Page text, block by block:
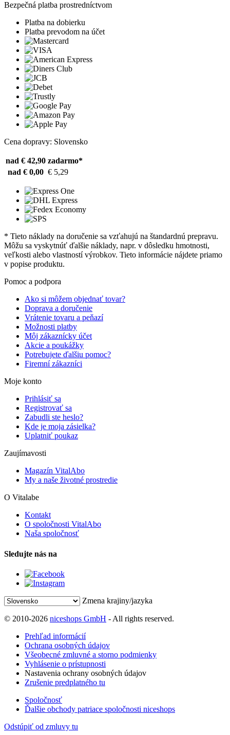
Bezpečná platba prostredníctvom
Platba na dobierku
Platba prevodom na účet
Cena dopravy: Slovensko
nad € 42,90 zadarmo*
nad € 0,00 € 5,29
* Tieto náklady na doručenie sa vzťahujú na štandardnú prepravu.
Môžu sa vyskytnúť ďalšie náklady, napr. v dôsledku hmotnosti,
veľkosti alebo vlastností výrobkov. Tieto informácie nájdete priamo
v popise produktu.
Pomoc a podpora
Ako si môžem objednať tovar?
Doprava a doručenie
Vrátenie tovaru a peňazí
Možnosti platby
Môj zákaznícky účet
Akcie a poukážky
Potrebujete ďalšiu pomoc?
Firemní zákazníci
Moje konto
Prihlásiť sa
Registrovať sa
Zabudli ste heslo?
Kde je moja zásielka?
Uplatniť poukaz
Zaujímavosti
Magazín VitalAbo
My a naše životné prostredie
O Vitalabe
Kontakt
O spoločnosti VitalAbo
Naša spoločnosť
Sledujte nás na
Zmena krajiny/jazyka
© 2010-2026 niceshops GmbH - All rights reserved.
Prehľad informácií
Ochrana osobných údajov
Všeobecné zmluvné a storno podmienky
Vyhlásenie o prístupnosti
Nastavenia ochrany osobných údajov
Zrušenie predplatného tu
Spoločnosť
Ďalšie obchody patriace spoločnosti niceshops
Odstúpiť od zmluvy tu